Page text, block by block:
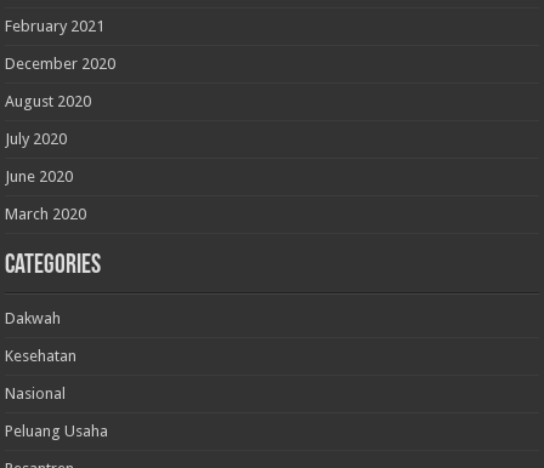
February 2021
December 2020
August 2020
July 2020
June 2020
March 2020
Categories
Dakwah
Kesehatan
Nasional
Peluang Usaha